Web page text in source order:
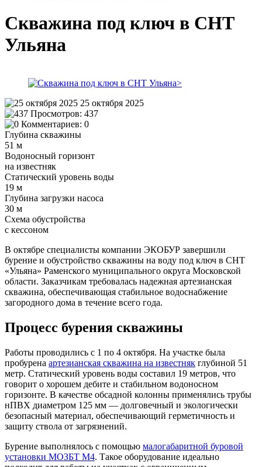
Скважина под ключ в СНТ
Ульяна
25 октября 2025
Просмотров: 437
Комментариев: 0
Глубина скважины
51 м
Водоносный горизонт
на известняк
Статический уровень воды
19 м
Глубина загрузки насоса
30 м
Схема обустройства
с кессоном
В октябре специалисты компании ЭКОБУР завершили
бурение и обустройство скважины на воду под ключ в СНТ
«Ульяна» Раменского муниципального округа Московской
области. Заказчикам требовалась надежная артезианская
скважина, обеспечивающая стабильное водоснабжение
загородного дома в течение всего года.
Процесс бурения скважины
Работы проводились с 1 по 4 октября. На участке была
пробурена артезианская скважина на известняк глубиной 51
метр. Статический уровень воды составил 19 метров, что
говорит о хорошем дебите и стабильном водоносном
горизонте. В качестве обсадной колонны применялись трубы
нПВХ диаметром 125 мм — долговечный и экологически
безопасный материал, обеспечивающий герметичность и
защиту ствола от загрязнений.
Бурение выполнялось с помощью малогабаритной буровой
установки МОЗБТ М4. Такое оборудование идеально